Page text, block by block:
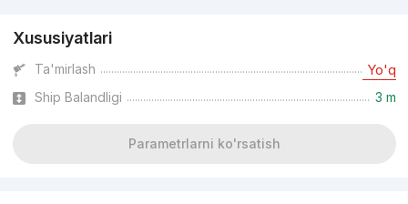
Xususiyatlari
Ta'mirlash Yo'q
Ship Balandligi 3 m
Parametrlarni ko'rsatish